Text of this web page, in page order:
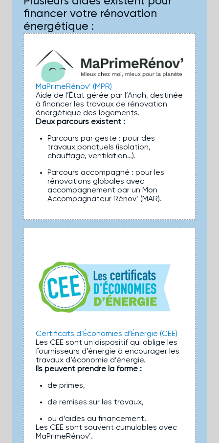
financer votre rénovation
énergétique :
MaPrimeRénov’ (MPR)
Aide de l’État gérée par l’Anah, destinée
à financer les travaux de rénovation
énergétique des logements.
Deux parcours existent :
Parcours par geste : pour des
travaux ponctuels (isolation,
chauffage, ventilation…).
Parcours accompagné : pour les
rénovations globales avec
accompagnement par un Mon
Accompagnateur Rénov’ (MAR).
Certificats d’Économies d’Énergie (CEE)
Les CEE sont un dispositif qui oblige les
fournisseurs d’énergie à encourager les
travaux d’économie d’énergie.
Ils peuvent prendre la forme :
de primes,
de remises sur les travaux,
ou d’aides au financement.
Les CEE sont souvent cumulables avec
MaPrimeRénov’.